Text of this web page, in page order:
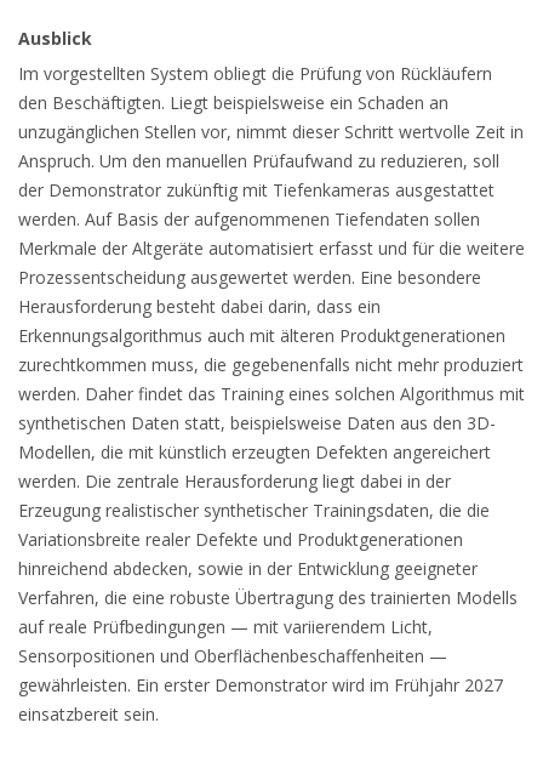
Ausblick
Im vorgestellten System obliegt die Prüfung von Rückläufern
den Beschäftigten. Liegt beispielsweise ein Schaden an
unzugänglichen Stellen vor, nimmt dieser Schritt wertvolle Zeit in
Anspruch. Um den manuellen Prüfaufwand zu reduzieren, soll
der Demonstrator zukünftig mit Tiefenkameras ausgestattet
werden. Auf Basis der aufgenommenen Tiefendaten sollen
Merkmale der Altgeräte automatisiert erfasst und für die weitere
Prozessentscheidung ausgewertet werden. Eine besondere
Herausforderung besteht dabei darin, dass ein
Erkennungsalgorithmus auch mit älteren Produktgenerationen
zurechtkommen muss, die gegebenenfalls nicht mehr produziert
werden. Daher findet das Training eines solchen Algorithmus mit
synthetischen Daten statt, beispielsweise Daten aus den 3D-
Modellen, die mit künstlich erzeugten Defekten angereichert
werden. Die zentrale Herausforderung liegt dabei in der
Erzeugung realistischer synthetischer Trainingsdaten, die die
Variationsbreite realer Defekte und Produktgenerationen
hinreichend abdecken, sowie in der Entwicklung geeigneter
Verfahren, die eine robuste Übertragung des trainierten Modells
auf reale Prüfbedingungen — mit variierendem Licht,
Sensorpositionen und Oberflächenbeschaffenheiten —
gewährleisten. Ein erster Demonstrator wird im Frühjahr 2027
einsatzbereit sein.